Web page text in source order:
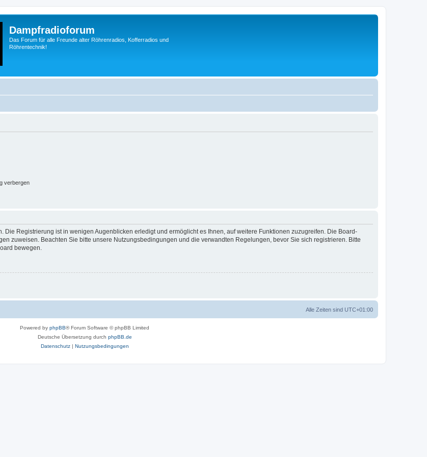
Dampfradioforum
Das Forum für alle Freunde alter Röhrenradios, Kofferradios und
Röhrentechnik!
verbergen
Registrierung ist in wenigen Augenblicken erledigt und ermöglicht es Ihnen, auf weitere Funktionen zuzugreifen. Die Board-
zuweisen. Beachten Sie bitte unsere Nutzungsbedingungen und die verwandten Regelungen, bevor Sie sich registrieren. Bitte
bewegen.
Alle Zeiten sind UTC+01:00
Powered by phpBB® Forum Software © phpBB Limited
Deutsche Übersetzung durch phpBB.de
Datenschutz| Nutzungsbedingungen